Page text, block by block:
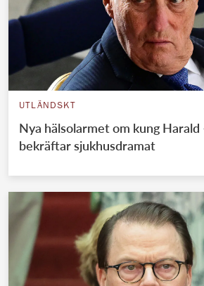
UTLÄNDSKT
Nya hälsolarmet om kung
bekräftar sjukhusdramat